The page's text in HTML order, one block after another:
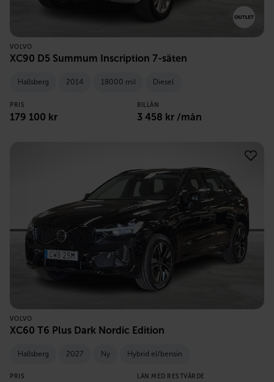
VOLVO
XC90 D5 Summum Inscription 7-säten
Hallsberg 2014 18000 mil Diesel
PRIS
179 100 kr
BILLÅN
3 458 kr /mån
VOLVO
XC60 T6 Plus Dark Nordic Edition
Hallsberg 2027 Ny Hybrid el/bensin
PRIS LÅN MED RESTVÄRDE